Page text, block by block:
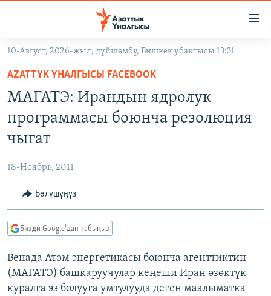
Навигацияга
өтүңүз
Издөөгө
салыңыз
МАДАНИЯТ
УКРАИНА
ТВ ПРОГРАММАЛАР
БҮГҮН АЗАТТЫКТА
ДАНИСТЕ
ЭЖЕ-СИҢДИЛЕР
ПОДКАСТ
ОНЛАЙН ШЕРИНЕ
10-Август, 2026-жыл, дүйшөмбү, Бишкек убактысы 13:31
AZATTYK ҮНАЛГЫСЫ FACEBOOK
МАГАТЭ: Ирандын ядролук
программасы боюнча резолюция
чыгат
18-Ноябрь, 2011
Бөлүшүңүз
Бизди Google'дан табыңыз
Венада Атом энергетикасы боюнча агенттиктин
(МАГАТЭ) башкаруучулар кеңеши Иран өзөктүк
куралга ээ болууга умтулууда деген маалыматка